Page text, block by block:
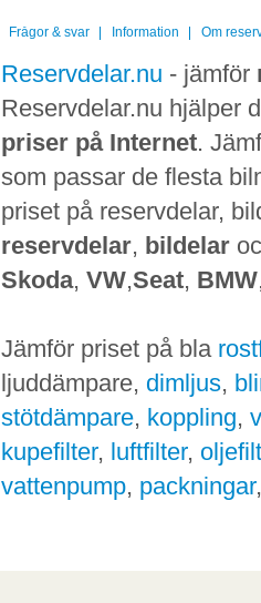
Frågor & svar Information Om
Reservdelar.nu - jämför
Reservdelar.nu hjälper
priser på Internet.
som passar de flesta
priset på reservdelar,
reservdelar, bildelar
Skoda, VW,Seat, BMW
Jämför priset på bla
ljuddämpare, dimljus,
stötdämpare, koppling,
kupefilter, luftfilter,
vattenpump, packningar